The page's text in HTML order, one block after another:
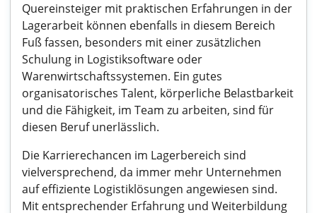
Quereinsteiger mit praktischen Erfahrungen in der
Lagerarbeit können ebenfalls in diesem Bereich
Fuß fassen, besonders mit einer zusätzlichen
Schulung in Logistiksoftware oder
Warenwirtschaftssystemen. Ein gutes
organisatorisches Talent, körperliche Belastbarkeit
und die Fähigkeit, im Team zu arbeiten, sind für
diesen Beruf unerlässlich.
Die Karrierechancen im Lagerbereich sind
vielversprechend, da immer mehr Unternehmen
auf effiziente Logistiklösungen angewiesen sind.
Mit entsprechender Erfahrung und Weiterbildung